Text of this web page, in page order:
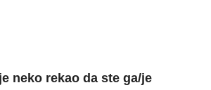
neko rekao da ste ga/je